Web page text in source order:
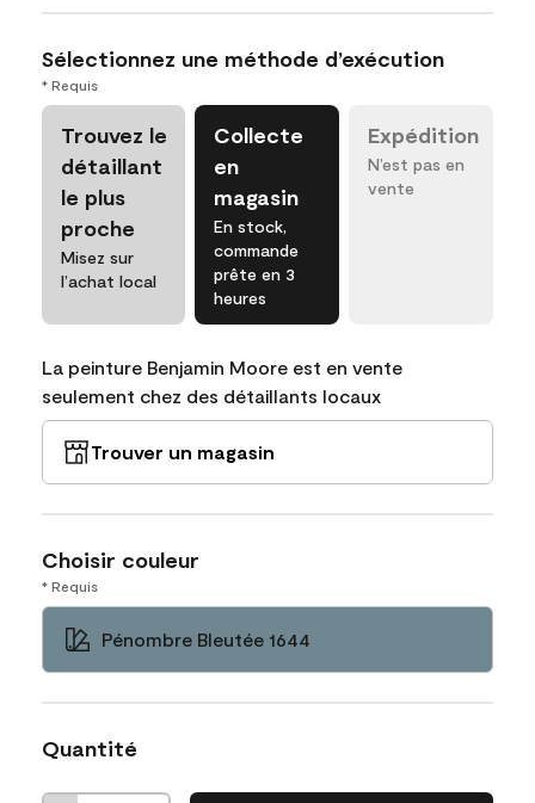
Sélectionnez une méthode d’exécution
* Requis
Trouvez le
détaillant
le plus
proche
Misez sur
l’achat local
Collecte
en
magasin
En stock,
commande
prête en 3
heures
Expédition
N’est pas en
vente
La peinture Benjamin Moore est en vente
seulement chez des détaillants locaux
Trouver un magasin
Choisir couleur
* Requis
Pénombre Bleutée 1644
Quantité